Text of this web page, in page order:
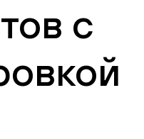
с